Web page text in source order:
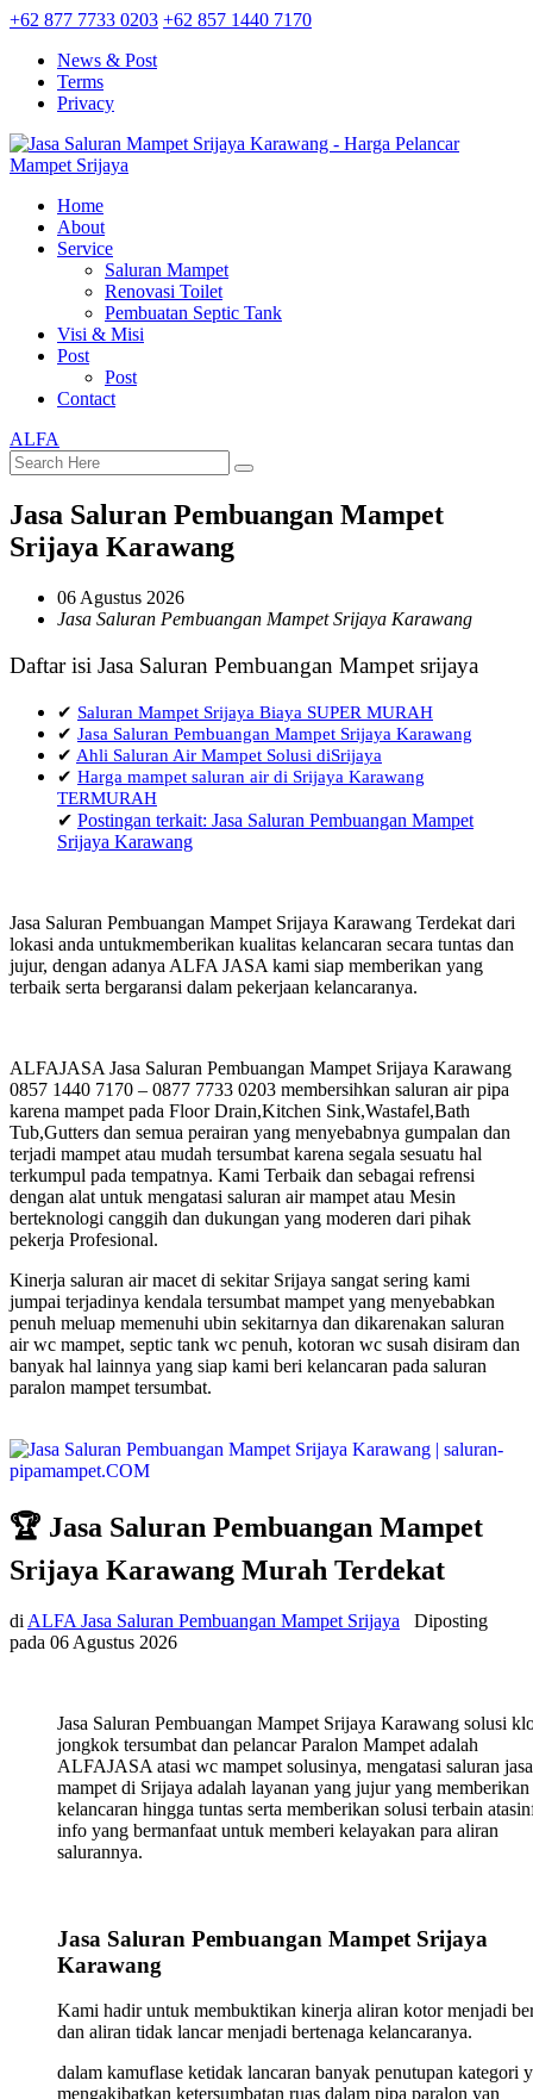
+62 877 7733 0203 +62 857 1440 7170
News & Post
Terms
Privacy
Home
About
Service
Saluran Mampet
Renovasi Toilet
Pembuatan Septic Tank
Visi & Misi
Post
Post
Contact
ALFA
Jasa Saluran Pembuangan Mampet
Srijaya Karawang
06 Agustus 2026
Jasa Saluran Pembuangan Mampet Srijaya Karawang
Daftar isi Jasa Saluran Pembuangan Mampet srijaya
✔ Saluran Mampet Srijaya Biaya SUPER MURAH
✔ Jasa Saluran Pembuangan Mampet Srijaya Karawang
✔ Ahli Saluran Air Mampet Solusi diSrijaya
✔ Harga mampet saluran air di Srijaya Karawang
TERMURAH
✔ Postingan terkait: Jasa Saluran Pembuangan Mampet
Srijaya Karawang
Jasa Saluran Pembuangan Mampet Srijaya Karawang Terdekat dari
lokasi anda untukmemberikan kualitas kelancaran secara tuntas dan
jujur, dengan adanya ALFA JASA kami siap memberikan yang
terbaik serta bergaransi dalam pekerjaan kelancaranya.
ALFAJASA Jasa Saluran Pembuangan Mampet Srijaya Karawang
0857 1440 7170 – 0877 7733 0203 membersihkan saluran air pipa
karena mampet pada Floor Drain,Kitchen Sink,Wastafel,Bath
Tub,Gutters dan semua perairan yang menyebabnya gumpalan dan
terjadi mampet atau mudah tersumbat karena segala sesuatu hal
terkumpul pada tempatnya. Kami Terbaik dan sebagai refrensi
dengan alat untuk mengatasi saluran air mampet atau Mesin
berteknologi canggih dan dukungan yang moderen dari pihak
pekerja Profesional.
Kinerja saluran air macet di sekitar Srijaya sangat sering kami
jumpai terjadinya kendala tersumbat mampet yang menyebabkan
penuh meluap memenuhi ubin sekitarnya dan dikarenakan saluran
air wc mampet, septic tank wc penuh, kotoran wc susah disiram dan
banyak hal lainnya yang siap kami beri kelancaran pada saluran
paralon mampet tersumbat.
🏆 Jasa Saluran Pembuangan Mampet
Srijaya Karawang Murah Terdekat
di ALFA Jasa Saluran Pembuangan Mampet Srijaya
Diposting
pada 06 Agustus 2026
Jasa Saluran Pembuangan Mampet Srijaya Karawang solusi
jongkok tersumbat dan pelancar Paralon Mampet adalah
ALFAJASA atasi wc mampet solusinya, mengatasi saluran jasa
mampet di Srijaya adalah layanan yang jujur yang memberikan
kelancaran hingga tuntas serta memberikan solusi terbain
info yang bermanfaat untuk memberi kelayakan para aliran
salurannya.
Jasa Saluran Pembuangan Mampet Srijaya
Karawang
Kami hadir untuk membuktikan kinerja aliran kotor menjadi
dan aliran tidak lancar menjadi bertenaga kelancaranya.
dalam kamuflase ketidak lancaran banyak penutupan kategori
mengakibatkan ketersumbatan ruas dalam pipa paralon yan